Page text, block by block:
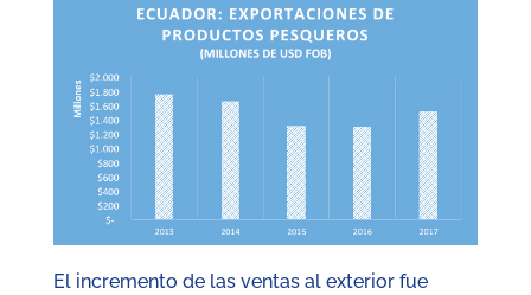
El incremento de las ventas al exterior fue